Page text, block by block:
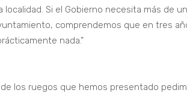
localidad. Si el Gobierno necesita más de
comprendemos que en tres
nada.”
de los ruegos que hemos presentado